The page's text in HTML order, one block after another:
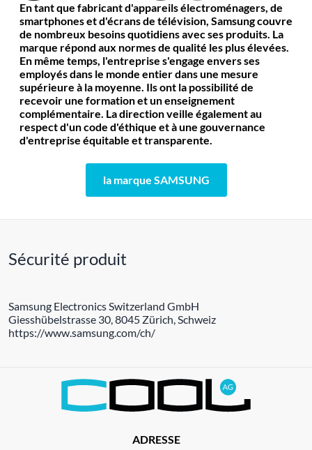
En tant que fabricant d'appareils électroménagers, de
smartphones et d'écrans de télévision, Samsung couvre
de nombreux besoins quotidiens avec ses produits. La
marque répond aux normes de qualité les plus élevées.
En même temps, l'entreprise s'engage envers ses
employés dans le monde entier dans une mesure
supérieure à la moyenne. Ils ont la possibilité de
recevoir une formation et un enseignement
complémentaire. La direction veille également au
respect d'un code d'éthique et à une gouvernance
d'entreprise équitable et transparente.
la marque SAMSUNG
Sécurité produit
Samsung Electronics Switzerland GmbH
Giesshübelstrasse 30, 8045 Zürich, Schweiz
https://www.samsung.com/ch/
ADRESSE